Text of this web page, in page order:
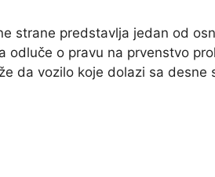
strane predstavlja jedan od
odluče o pravu na prvenstvo
da vozilo koje dolazi sa desne